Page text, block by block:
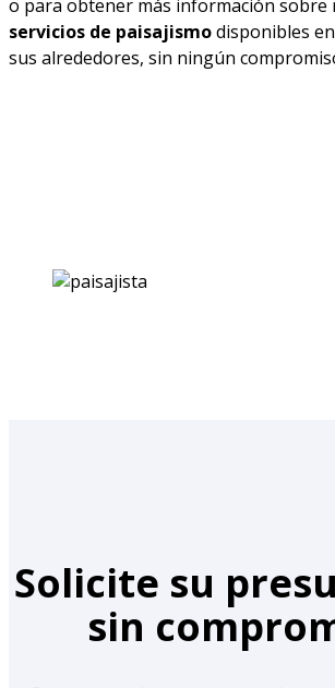
o para obtener más información sobre
servicios de paisajismodisponibles
sus alrededores, sin ningún
Solicite su
sin